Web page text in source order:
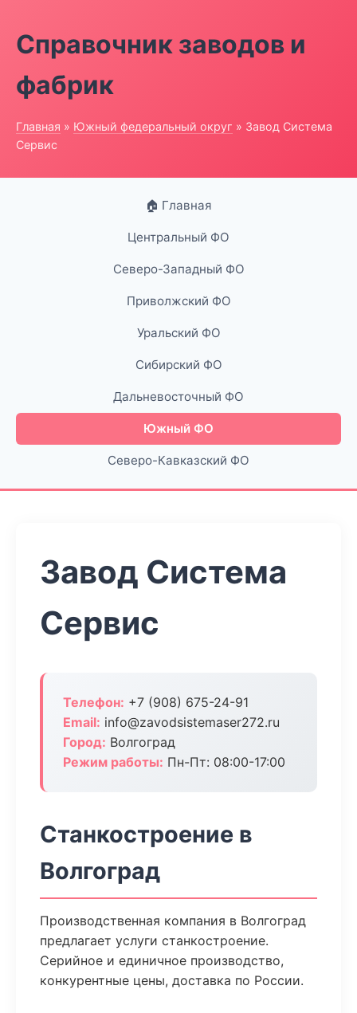
Справочник заводов и
фабрик
Главная » Южный федеральный округ » Завод Система
Сервис
🏠 Главная
Центральный ФО
Северо-Западный ФО
Приволжский ФО
Уральский ФО
Сибирский ФО
Дальневосточный ФО
Южный ФО
Северо-Кавказский ФО
Завод Система
Сервис
Телефон: +7 (908) 675-24-91
Email: info@zavodsistemaser272.ru
Город: Волгоград
Режим работы: Пн-Пт: 08:00-17:00
Станкостроение в
Волгоград
Производственная компания в Волгоград
предлагает услуги станкостроение.
Серийное и единичное производство,
конкурентные цены, доставка по России.